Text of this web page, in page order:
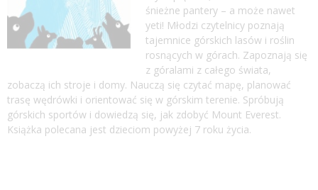
śnieżne pantery – a może nawet
yeti! Młodzi czytelnicy poznają
tajemnice górskich lasów i roślin
rosnących w górach. Zapoznają się
z góralami z całego świata,
zobaczą ich stroje i domy. Nauczą się czytać mapę, planować
trasę wędrówki i orientować się w górskim terenie. Spróbują
górskich sportów i dowiedzą się, jak zdobyć Mount Everest.
Książka polecana jest dzieciom powyżej 7 roku życia.